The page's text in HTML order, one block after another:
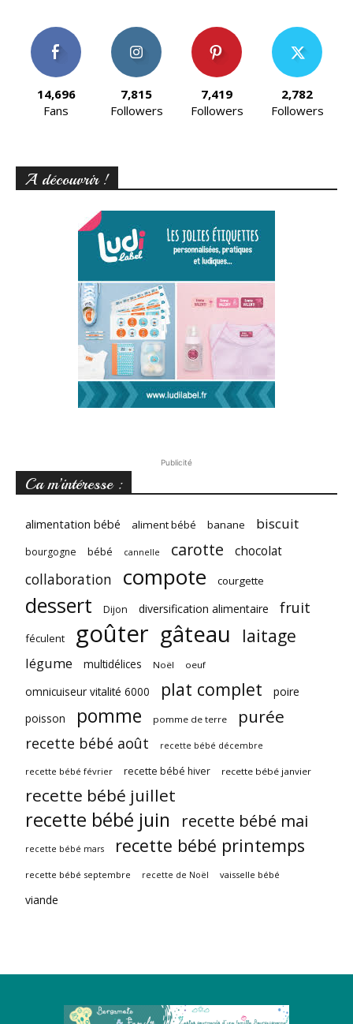
14,696
Fans
7,815
Followers
7,419
Followers
2,782
Followers
A découvrir !
Publicité
Ca m’intéresse :
alimentation bébé aliment bébé banane biscuit
bourgogne bébé cannelle carotte chocolat
collaboration compote courgette
dessert Dijon diversification alimentaire fruit
féculent goûter gâteau laitage
légume multidélices Noël oeuf
omnicuiseur vitalité 6000 plat complet
poire
poisson
pomme pomme de terre purée
recette bébé août recette bébé décembre
recette bébé février recette bébé hiver recette bébé janvier
recette bébé juillet
recette bébé juin recette bébé mai
recette bébé mars recette bébé printemps
recette bébé septembre recette de Noël vaisselle bébé
viande